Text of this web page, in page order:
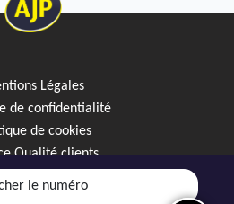
le numéro
Légales
de confidentialité
de cookies
Qualité clients
votre alerte mail